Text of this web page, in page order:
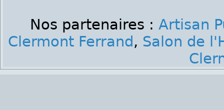
Nos partenaires : Artisan
Clermont Ferrand , Salon de